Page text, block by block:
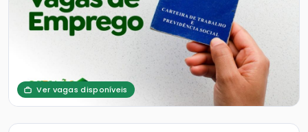
Ver vagas disponíveis